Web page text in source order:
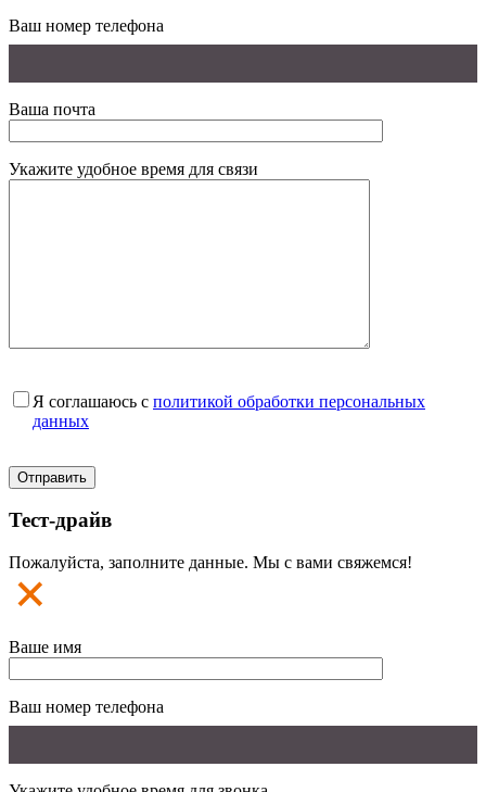
Ваш номер телефона
Ваша почта
Укажите удобное время для связи
Я соглашаюсь с политикой обработки персональных
данных
Тест-драйв
Пожалуйста, заполните данные. Мы с вами свяжемся!
Ваше имя
Ваш номер телефона